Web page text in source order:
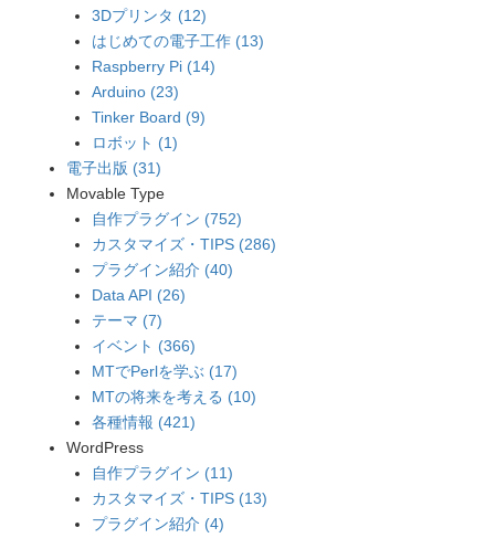
3Dプリンタ (12)
はじめての電子工作 (13)
Raspberry Pi (14)
Arduino (23)
Tinker Board (9)
ロボット (1)
電子出版 (31)
Movable Type
自作プラグイン (752)
カスタマイズ・TIPS (286)
プラグイン紹介 (40)
Data API (26)
テーマ (7)
イベント (366)
MTでPerlを学ぶ (17)
MTの将来を考える (10)
各種情報 (421)
WordPress
自作プラグイン (11)
カスタマイズ・TIPS (13)
プラグイン紹介 (4)